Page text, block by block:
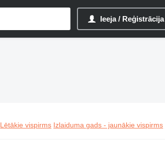
Ieeja / Reģistrācija
Lētākie vispirms Izlaiduma gads - jaunākie vispirms